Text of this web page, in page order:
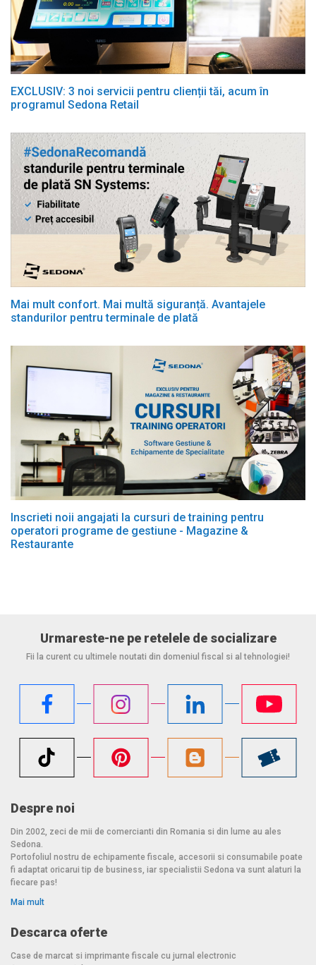
EXCLUSIV: 3 noi servicii pentru clienții tăi, acum în
programul Sedona Retail
Mai mult confort. Mai multă siguranță. Avantajele
standurilor pentru terminale de plată
Inscrieti noii angajati la cursuri de training pentru
operatori programe de gestiune - Magazine &
Restaurante
Urmareste-ne pe retelele de socializare
Fii la curent cu ultimele noutati din domeniul fiscal si al tehnologiei!
Despre noi
Din 2002, zeci de mii de comercianti din Romania si din lume au ales
Sedona.
Portofoliul nostru de echipamente fiscale, accesorii si consumabile poate
fi adaptat oricarui tip de business, iar specialistii Sedona va sunt alaturi la
fiecare pas!
Mai mult
Descarca oferte
Case de marcat si imprimante fiscale cu jurnal electronic